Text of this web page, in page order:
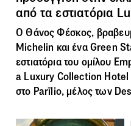
από τα εστιατόρια
Ο Θάνος Φέσκος,
Michelin και ένα Green
εστιατόρια του ομίλου
a Luxury Collection Hotel
στο Parīlio, μέλος των